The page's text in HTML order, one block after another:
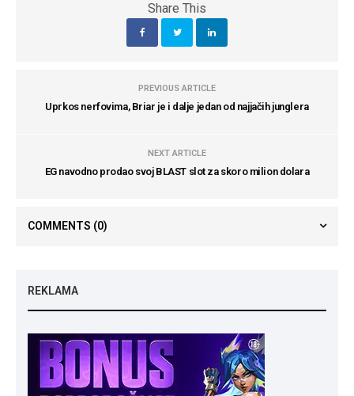
Share This
PREVIOUS ARTICLE
Uprkos nerfovima, Briar je i dalje jedan od najjačih junglera
NEXT ARTICLE
EG navodno prodao svoj BLAST slot za skoro milion dolara
COMMENTS (0)
REKLAMA